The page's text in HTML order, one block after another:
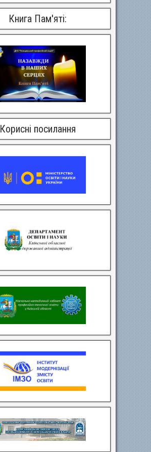
Книга Пам'яті:
Корисні посилання